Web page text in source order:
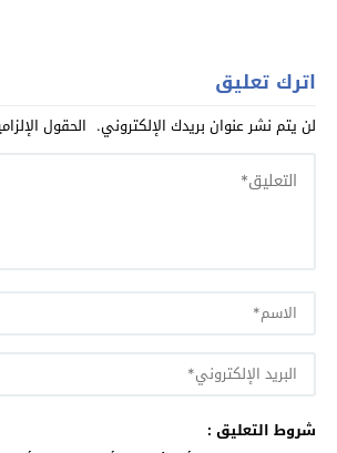
اترك تعليق
لن يتم نشر عنوان بريدك الإلكتروني. الحقول
شروط التعليق :